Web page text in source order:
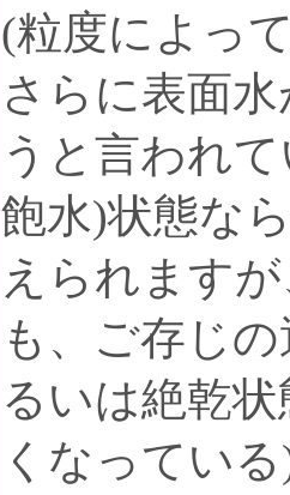
(粒度によっ
さらに表面
うと言われ
飽水)状態な
えられます
も、ご存じ
るいは絶乾
くなってい